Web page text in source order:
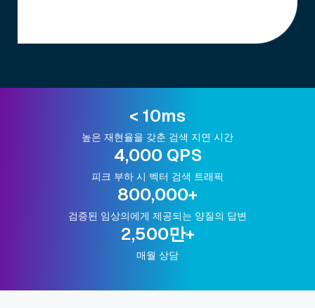
< 10ms
높은 재현율을 갖춘 검색 지연 시간
4,000 QPS
피크 부하 시 벡터 검색 트래픽
800,000+
검증된 임상의에게 제공되는 양질의 답변
2,500만+
매월 상담